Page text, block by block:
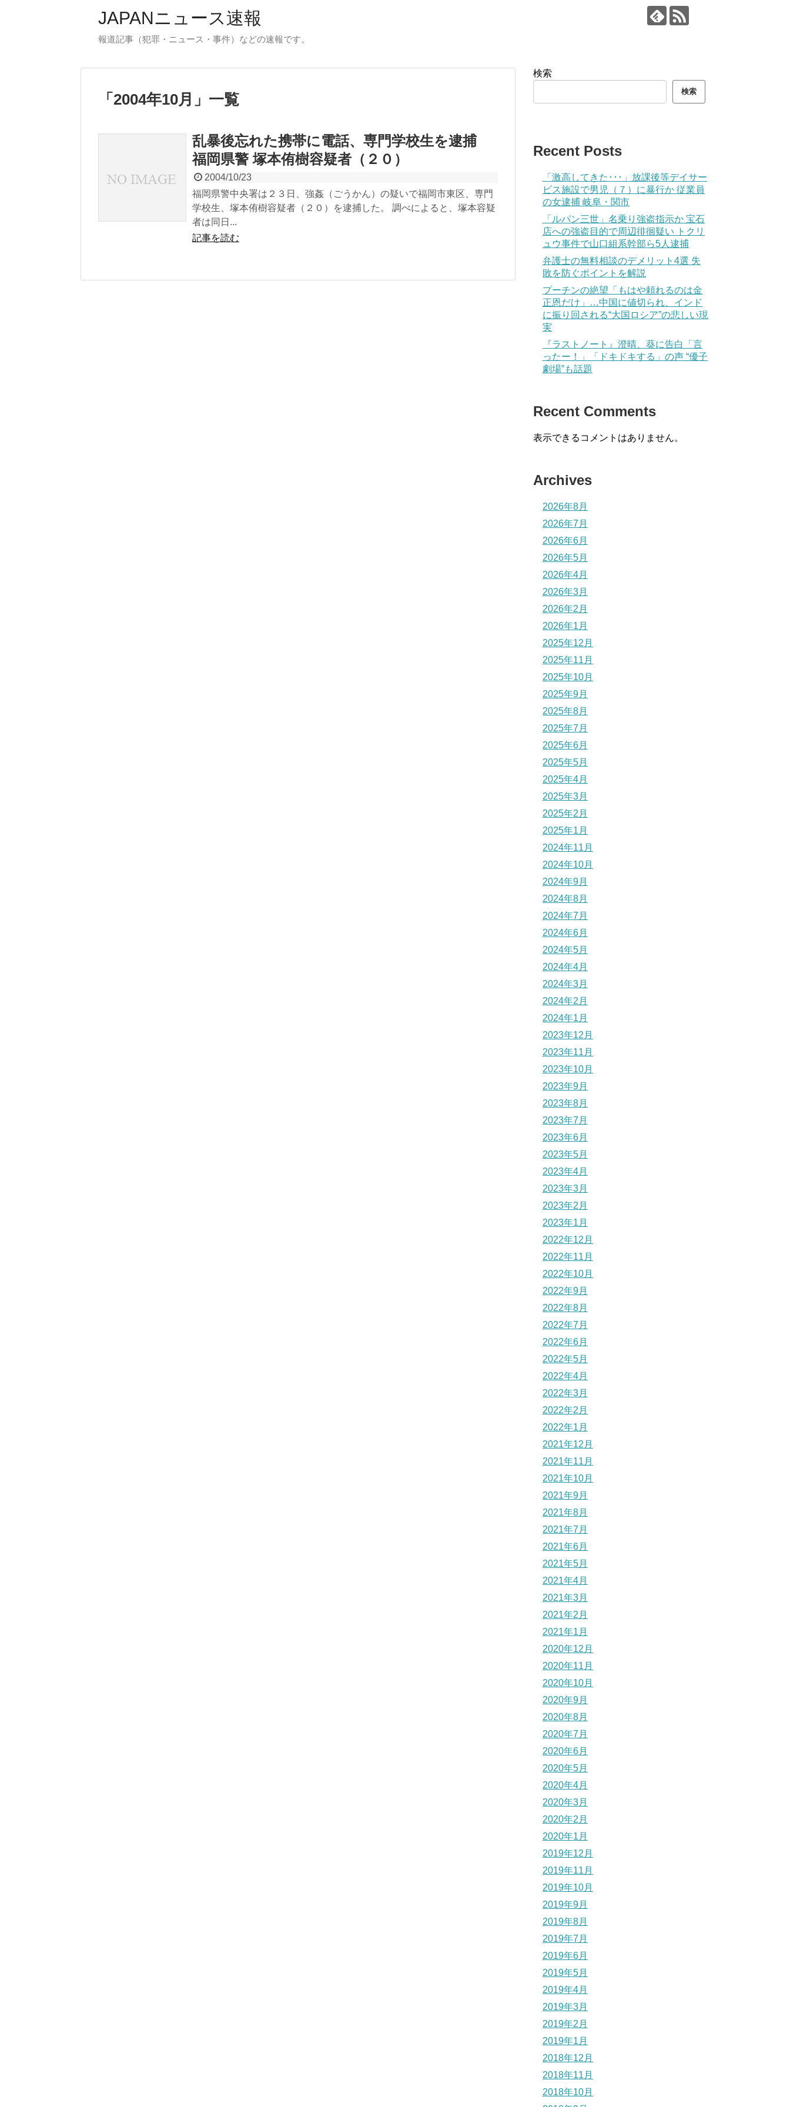
JAPANニュース速報
報道記事（犯罪・ニュース・事件）などの速報です。
「 2004年10月 」 一覧
乱暴後忘れた携帯に電話、専門学校生を逮捕
福岡県警 塚本侑樹容疑者（２０）
2004/10/23
福岡県警中央署は２３日、強姦（ごうかん）の疑いで福岡市東区、専門
学校生、塚本侑樹容疑者（２０）を逮捕した。 調べによると、塚本容疑
者は同日...
記事を読む
検索
検索
Recent Posts
「激高してきた･･･」放課後等デイサー
ビス施設で男児（７）に暴行か 従業員
の女逮捕 岐阜・関市
「ルパン三世」名乗り強盗指示か 宝石
店への強盗目的で周辺徘徊疑い トクリ
ュウ事件で山口組系幹部ら5人逮捕
弁護士の無料相談のデメリット4選 失
敗を防ぐポイントを解説
プーチンの絶望「もはや頼れるのは金
正恩だけ」…中国に値切られ、インド
に振り回される“大国ロシア”の悲しい現
実
『ラストノート』澄晴、葵に告白「言
ったー！」「ドキドキする」の声 “優子
劇場”も話題
Recent Comments
表示できるコメントはありません。
Archives
2026年8月
2026年7月
2026年6月
2026年5月
2026年4月
2026年3月
2026年2月
2026年1月
2025年12月
2025年11月
2025年10月
2025年9月
2025年8月
2025年7月
2025年6月
2025年5月
2025年4月
2025年3月
2025年2月
2025年1月
2024年11月
2024年10月
2024年9月
2024年8月
2024年7月
2024年6月
2024年5月
2024年4月
2024年3月
2024年2月
2024年1月
2023年12月
2023年11月
2023年10月
2023年9月
2023年8月
2023年7月
2023年6月
2023年5月
2023年4月
2023年3月
2023年2月
2023年1月
2022年12月
2022年11月
2022年10月
2022年9月
2022年8月
2022年7月
2022年6月
2022年5月
2022年4月
2022年3月
2022年2月
2022年1月
2021年12月
2021年11月
2021年10月
2021年9月
2021年8月
2021年7月
2021年6月
2021年5月
2021年4月
2021年3月
2021年2月
2021年1月
2020年12月
2020年11月
2020年10月
2020年9月
2020年8月
2020年7月
2020年6月
2020年5月
2020年4月
2020年3月
2020年2月
2020年1月
2019年12月
2019年11月
2019年10月
2019年9月
2019年8月
2019年7月
2019年6月
2019年5月
2019年4月
2019年3月
2019年2月
2019年1月
2018年12月
2018年11月
2018年10月